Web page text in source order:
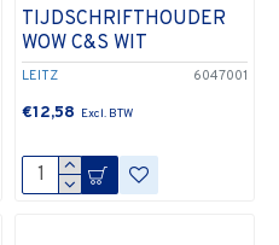
LEITZ 6047001
TIJDSCHRIFTHOUDER
WOW C&S WIT
€12,58